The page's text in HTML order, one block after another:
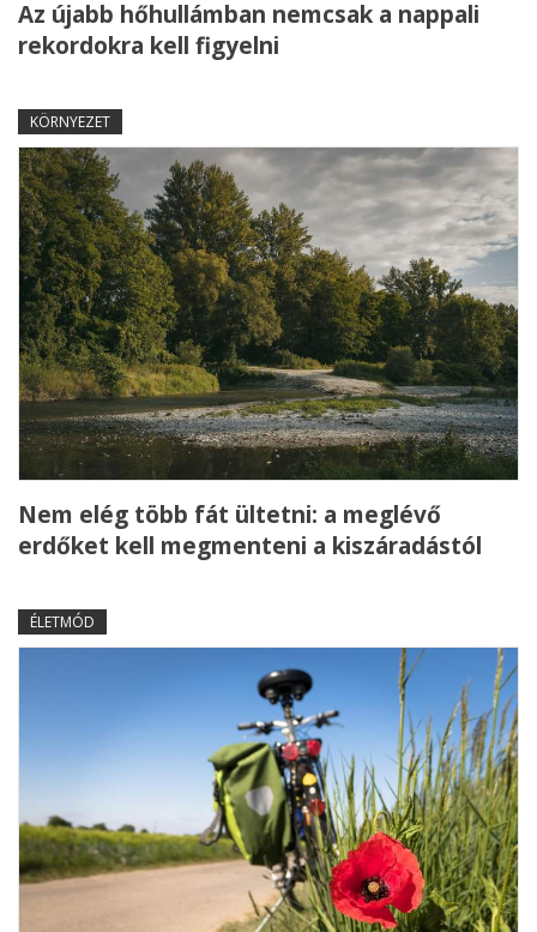
Az újabb hőhullámban nemcsak a nappali
rekordokra kell figyelni
KÖRNYEZET
Nem elég több fát ültetni: a meglévő
erdőket kell megmenteni a kiszáradástól
ÉLETMÓD